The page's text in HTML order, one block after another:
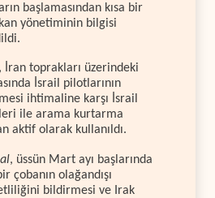
başlamasından kısa bir
yönetiminin bilgisi
İran toprakları üzerindeki
İsrail pilotlarının
ihtimaline karşı İsrail
ile arama kurtarma
aktif olarak kullanıldı.
, üssün Mart ayı başlarında
çobanın olağandışı
bildirmesi ve Irak